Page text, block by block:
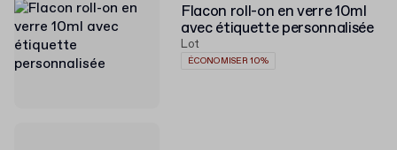
Flacon roll-on en verre 10ml
avec étiquette personnalisée
Lot
ÉCONOMISER 10%